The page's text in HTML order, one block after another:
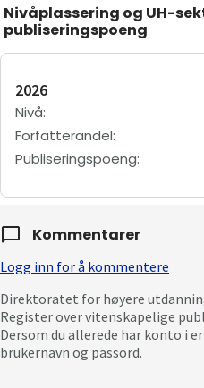
Nivåplassering og UH-
publiseringspoeng
2026
Nivå:
Forfatterandel:
Publiseringspoeng:
Kommentarer
Logg inn for å kommentere
Direktoratet for høyere
Register over vitenskapelige
Dersom du allerede har konto i
brukernavn og passord.